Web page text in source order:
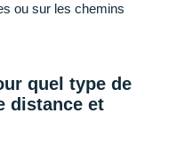
ou sur les chemins
quel type de
distance et